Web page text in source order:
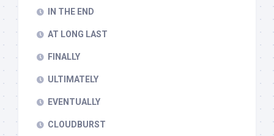
IN THE END
AT LONG LAST
FINALLY
ULTIMATELY
EVENTUALLY
CLOUDBURST